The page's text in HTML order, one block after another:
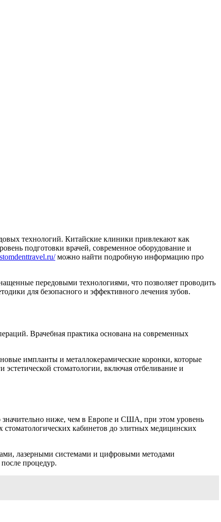
технологий. Китайские клиники привлекают как
подготовки врачей, современное оборудование и
можно найти подробную информацию про
передовыми технологиями, что позволяет проводить
для безопасного и эффективного лечения зубов.
Врачебная практика основана на современных
импланты и металлокерамические коронки, которые
стоматологии, включая отбеливание и
значительно ниже, чем в Европе и США, при этом уровень
кабинетов до элитных медицинских
лазерными системами и цифровыми методами
процедур.